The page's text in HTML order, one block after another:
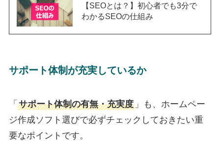
【SEOとは？】初心者でも3分で
わかるSEOの仕組み
サポート体制が充実しているか
「 サポート体制の有無・充実度」も、ホームペー
ジ作成ソフト選びで必ずチェックしておきたい重
要なポイントです。